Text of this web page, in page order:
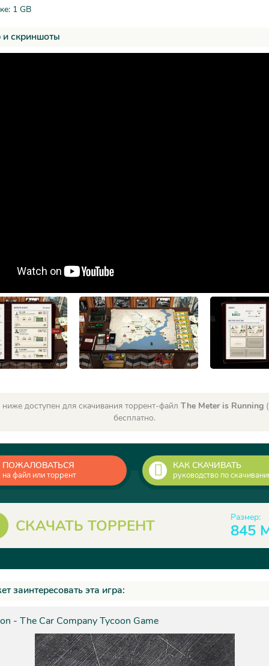
1 GB
и скриншоты
доступен для скачивания торрент-файл The Meter is Running
бесплатно.
ПОЖАЛОВАТЬСЯ
на файл или торрент
КАК СКАЧИВАТЬ
руководство по
СКАЧАТЬ ТОРРЕНТ Размер:
845
заинтересовать эта игра:
- The Car Company Tycoon Game